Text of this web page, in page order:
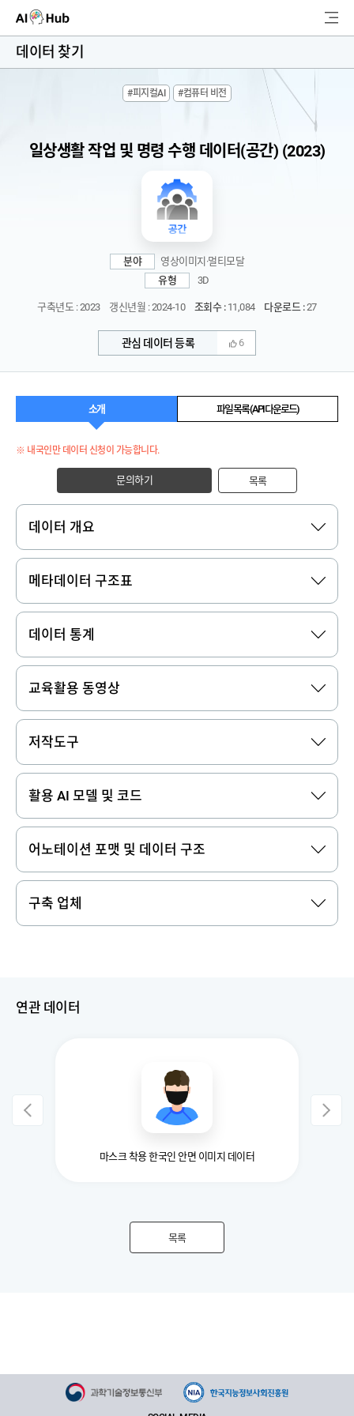
AI-Hub
AI 데이터찾기
AI 개발지원
색
데이터 찾기
#피지컬AI #컴퓨터 비전
일상생활 작업 및 명령 수행 데이터(공간) (2023)
분야
영상이미지·멀티모달
유형
3D
구축년도 : 2023 갱신년월 : 2024-10 조회수 :11,084 다운로드 :27
관심 데이터 등록 6
소개 파일 목록 (API 다운로드)
※ 내국인만 데이터 신청이 가능합니다.
문의하기 목록
데이터 개요
메타데이터 구조표
데이터 통계
교육활용 동영상
저작도구
활용 AI 모델 및 코드
어노테이션 포맷 및 데이터 구조
구축 업체
연관 데이터
마스크 착용 한국인 안면 이미지 데이터
목록